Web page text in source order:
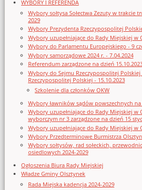
WYBORY I REFERENDA
Wybory sołtysa Sołectwa Zezuty w trakcie
2029
Wybory Prezydenta Rzeczypospolitej
Wybory uzupełniające do Rady Miejskiej w
Wybory do Parlamentu Europejskiego - 9
Wybory samorządowe 2024 r. - 7.04.2024
Referendum zarządzone na dzień
Wybory do Sejmu Rzeczypospolitej Polskiej
Rzeczypospolitej Polskiej - 15.10.2023
Szkolenie dla członków OKW
Wybory ławników sądów powszechnych na
Wybory uzupełniające do Rady Miejskiej w
wyborczym nr 3 zarządzone na dzień 15
Wybory uzupełniające do Rady Miejskiej w
Wybory Przedterminowe Burmistrza
Wybory sołtysów, rad sołeckich,
osiedlowych 2024-2029
Ogłoszenia Biura Rady Miejskiej
Władze Gminy Olsztynek
Rada Miejska kadencja 2024-2029